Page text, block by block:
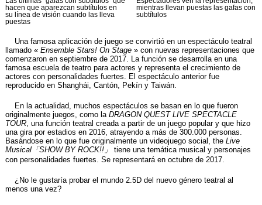
hacen que aparezcan subtítulos en
su línea de visión cuando las lleva
puestas
mientras llevan puestas las gafas con
subtítulos
Una famosa aplicación de juego se convirtió en un espectáculo teatral
llamado « Ensemble Stars! On Stage » con nuevas representaciones que
comenzaron en septiembre de 2017. La función se desarrolla en una
famosa escuela de teatro para actores y representa el crecimiento de
actores con personalidades fuertes. El espectáculo anterior fue
reproducido en Shanghái, Cantón, Pekín y Taiwán.
En la actualidad, muchos espectáculos se basan en lo que fueron
originalmente juegos, como la DRAGON QUEST LIVE SPECTACLE
TOUR , una función teatral creada a partir de un juego popular y que hizo
una gira por estadios en 2016, atrayendo a más de 300.000 personas.
Basándose en lo que fue originalmente un videojuego social, the Live
Musical「SHOW BY ROCK!!」
tiene una temática musical y personajes
con personalidades fuertes. Se representará en octubre de 2017.
¿No le gustaría probar el mundo 2.5D del nuevo género teatral al
menos una vez?